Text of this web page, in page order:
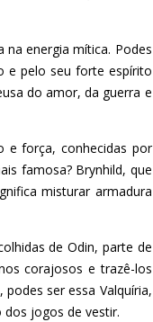
na energia mítica. Podes
e pelo seu forte espírito
do amor, da guerra e
e força, conhecidas por
famosa? Brynhild, que
misturar armadura
de Odin, parte de
corajosos e trazê-los
ser essa Valquíria,
jogos de vestir.